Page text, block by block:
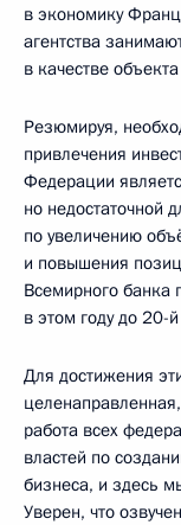
в экономику
агентства
в качестве
Резюмируя,
привлечения
Федерации
но недостаточной
по увеличению
и повышения
Всемирного банка
в этом году до 20-
Для достижения
работа всех
властей по
бизнеса, и здесь
Уверен, что